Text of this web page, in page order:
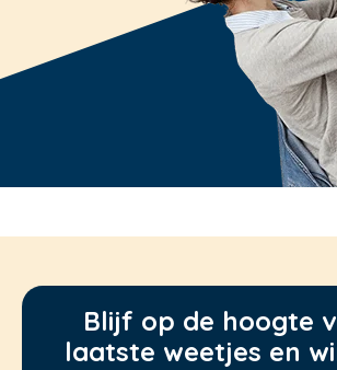
Blijf op de hoogte
laatste weetjes en